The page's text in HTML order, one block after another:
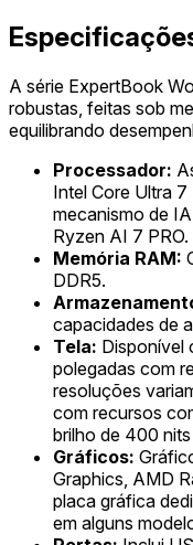
A série ExpertBook
robustas, feitas sob
equilibrando
Processador:
Intel Core Ultra
mecanismo de
Ryzen AI 7 PRO.
Memória RAM:
DDR5.
capacidades de
Tela: Disponível
polegadas com
resoluções
com recursos
brilho de 400
Gráficos:
Graphics, AMD
placa gráfica
em alguns